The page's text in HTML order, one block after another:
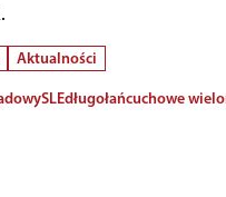
Aktualności
SLEdługołańcuchowe